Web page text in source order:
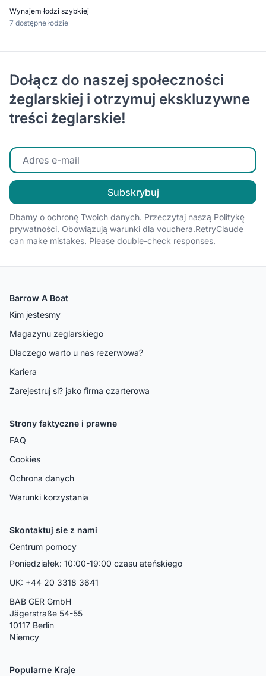
Wynajem łodzi szybkiej
7 dostępne łodzie
Dołącz do naszej społeczności
żeglarskiej i otrzymuj ekskluzywne
treści żeglarskie!
Wprowadź swój adres e-mail
Subskrybuj
Dbamy o ochronę Twoich danych. Przeczytaj naszą Politykę
prywatności. Obowiązują warunki dla vouchera.RetryClaude
can make mistakes. Please double-check responses.
Barrow A Boat
Kim jestesmy
Magazynu zeglarskiego
Dlaczego warto u nas rezerwowa?
Kariera
Zarejestruj si? jako firma czarterowa
Strony faktyczne i prawne
FAQ
Cookies
Ochrona danych
Warunki korzystania
Skontaktuj sie z nami
Centrum pomocy
Poniedziałek: 10:00-19:00 czasu ateńskiego
UK: +44 20 3318 3641
BAB GER GmbH
Jägerstraße 54-55
10117 Berlin
Niemcy
Popularne Kraje